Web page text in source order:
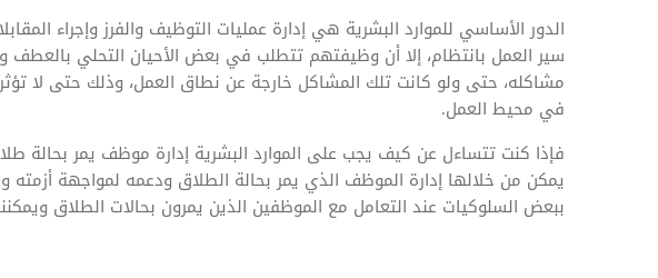
الدور الأساسي للموارد البشرية هي إدارة عمليات التوظيف والفرز وإجراء
سير العمل بانتظام، إلا أن وظيفتهم تتطلب في بعض الأحيان التحلي
مشاكله، حتى ولو كانت تلك المشاكل خارجة عن نطاق العمل، وذلك حتى لا
في محيط العمل.
فإذا كنت تتساءل عن كيف يجب على الموارد البشرية إدارة موظف يمر بحالة
يمكن من خلالها إدارة الموظف الذي يمر بحالة الطلاق ودعمه لمواجهة أزمته
ببعض السلوكيات عند التعامل مع الموظفين الذين يمرون بحالات الطلاق